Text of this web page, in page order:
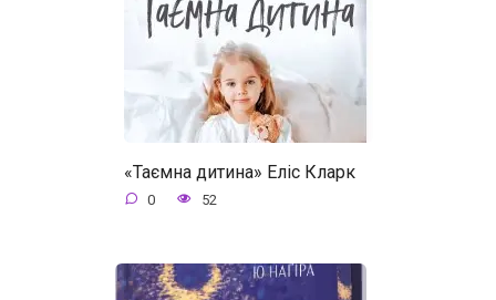
«Таємна дитина» Еліс Кларк
0 52